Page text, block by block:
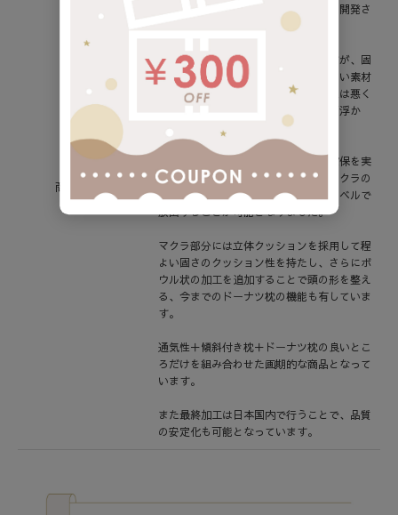
商品説明
ん用マクラの問題点を徹底的に見直し開発さ
傾斜がついたマクラは他でもありますが、固
綿やウレタンなどどれだけ通気性のよい素材
をつかっても、密度がある限り通気性は悪く
なります。そこで考え着いた答えが「浮か
マクラを浮かすことにより通気性の確保を実
現し、熱のこもりやすい赤ちゃん用マクラの
熱や湿気も今まででは考えられないレベルで
放出することが可能となりました。
マクラ部分には立体クッションを採用して程
よい固さのクッション性を持たし、さらにボ
ウル状の加工を追加することで頭の形を整え
る、今までのドーナツ枕の機能も有していま
す。
通気性＋傾斜付き枕＋ドーナツ枕の良いとこ
ろだけを組み合わせた画期的な商品となって
います。
また最終加工は日本国内で行うことで、品質
の安定化も可能となっています。